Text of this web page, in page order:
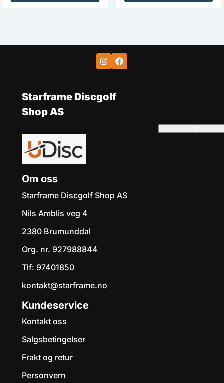
Starframe Discgolf
Shop AS
Om oss
Starframe Discgolf Shop AS
Nils Amblis veg 4
2380 Brumunddal
Org. nr. 927988844
Tlf: 97401850
kontakt@starframe.no
Kundeservice
Kontakt oss
Salgsbetingelser
Frakt og retur
Personvern